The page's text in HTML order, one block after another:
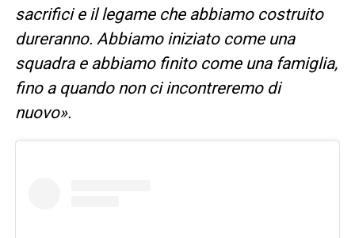
sacrifici e il legame che abbiamo costruito
dureranno. Abbiamo iniziato come una
squadra e abbiamo finito come una famiglia,
fino a quando non ci incontreremo di
nuovo».